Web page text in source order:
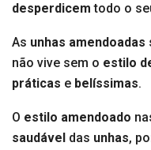
desperdicem todo o
As unhas amendoadas
não vive sem o estilo
práticas e belíssimas.
O estilo amendoado
saudável das unhas,